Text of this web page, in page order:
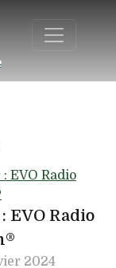
EVO Radio
2024